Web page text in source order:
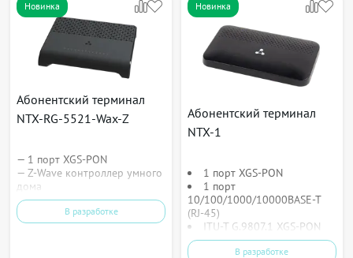
Новинка
Абонентский терминал
NTX-RG-5521-Wax-Z
— 1 порт XGS-PON
— Z-Wave контроллер умного
дома
В разработке
Новинка
Абонентский терминал
NTX-1
1 порт XGS-PON
1 порт
10/100/1000/10000BASE-T
(RJ-45)
ITU-T G.9807.1 XGS-PON
В разработке